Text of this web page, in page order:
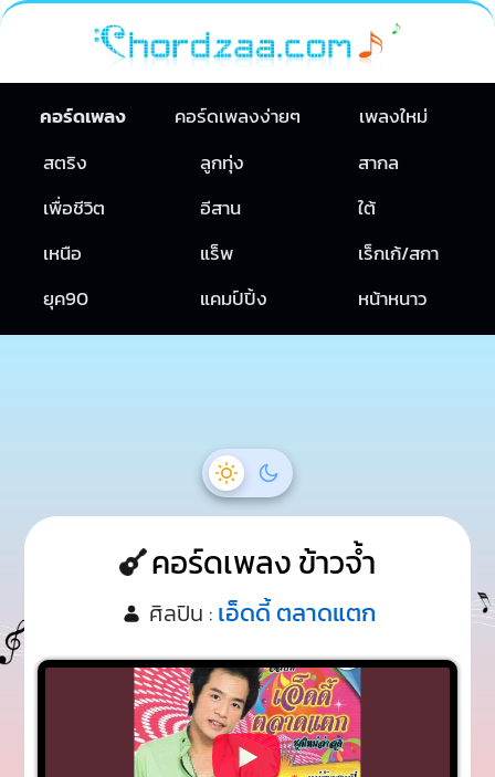
คอร์ดเพลง คอร์ดเพลงง่ายๆ
เพลงใหม่
สตริง
ลูกทุ่ง
สากล
เพื่อชีวิต
อีสาน
ใต้
เหนือ
แร็พ
เร็กเก้/สกา
ยุค90
แคมป์ปิ้ง หน้าหนาว
คอร์ดเพลง ข้าวจ้ำ
ศิลปิน : เอ็ดดี้ ตลาดแตก